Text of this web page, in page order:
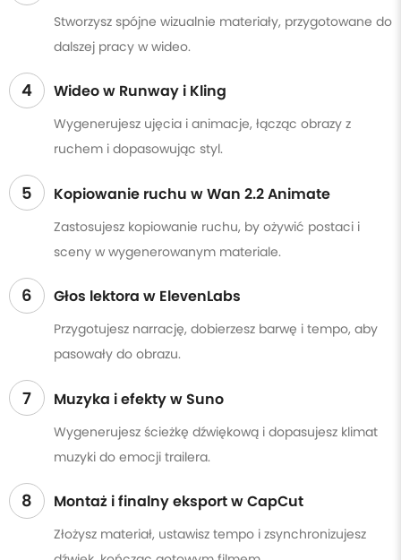
Stworzysz spójne wizualnie materiały, przygotowane do
dalszej pracy w wideo.
4 Wideo w Runway i Kling
Wygenerujesz ujęcia i animacje, łącząc obrazy z
ruchem i dopasowując styl.
5 Kopiowanie ruchu w Wan 2.2 Animate
Zastosujesz kopiowanie ruchu, by ożywić postaci i
sceny w wygenerowanym materiale.
6 Głos lektora w ElevenLabs
Przygotujesz narrację, dobierzesz barwę i tempo, aby
pasowały do obrazu.
7 Muzyka i efekty w Suno
Wygenerujesz ścieżkę dźwiękową i dopasujesz klimat
muzyki do emocji trailera.
8 Montaż i finalny eksport w CapCut
Złożysz materiał, ustawisz tempo i zsynchronizujesz